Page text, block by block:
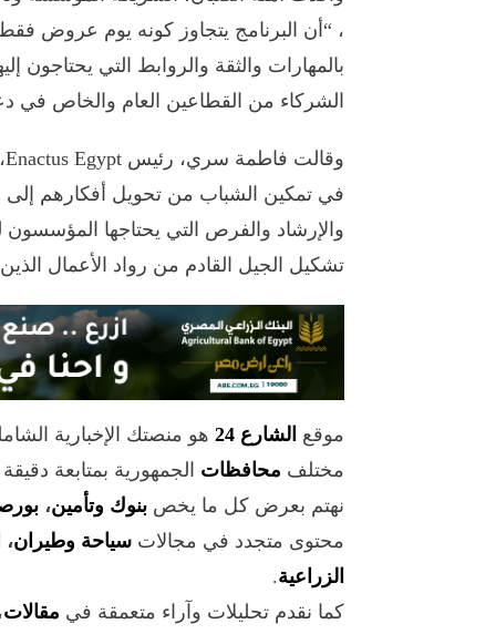
، “أن البرنامج يتجاوز كونه يوم عروض
بالمهارات والثقة والروابط التي يحتاجون
الشركاء من القطاعين العام والخاص في
في تمكين الشباب من تحويل أفكارهم إلى
والإرشاد والفرص التي يحتاجها المؤسسون
تشكيل الجيل القادم من رواد الأعمال
موقع الشارع 24
هو منصتك الإخبارية
مختلف محافظات الجمهورية بمتابعة
نهتم بعرض كل ما يخص بنوك وتأمين،
محتوى متجدد في مجالات سياحة وطيران،
الزراعية.
كما نقدم تحليلات وآراء متعمقة في مقالات